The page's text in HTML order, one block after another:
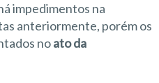
impedimentos na
anteriormente, porém os
noato da